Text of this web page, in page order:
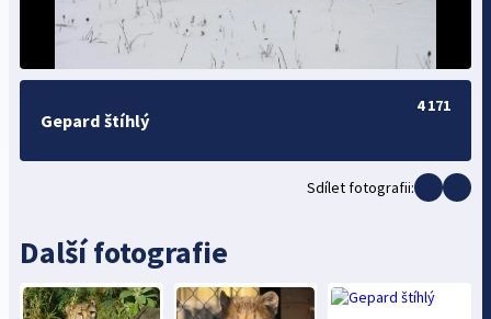
Gepard štíhlý
4 171
Sdílet fotografii:
Další fotografie